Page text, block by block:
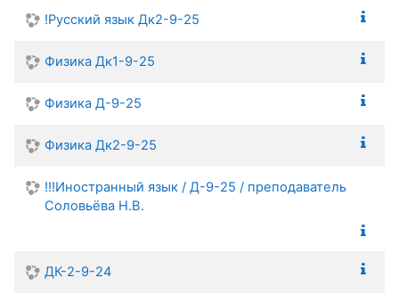
!Русский язык Дк2-9-25
Физика Дк1-9-25
Физика Д-9-25
Физика Дк2-9-25
!!!Иностранный язык / Д-9-25 / преподаватель
Соловьёва Н.В.
ДК-2-9-24